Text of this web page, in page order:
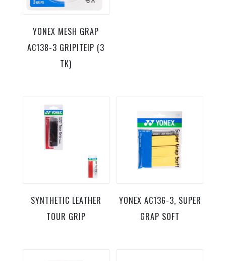
YONEX MESH GRAP
AC138-3 GRIPITEIP (3
TK)
SYNTHETIC LEATHER
TOUR GRIP
YONEX AC136-3, SUPER
GRAP SOFT